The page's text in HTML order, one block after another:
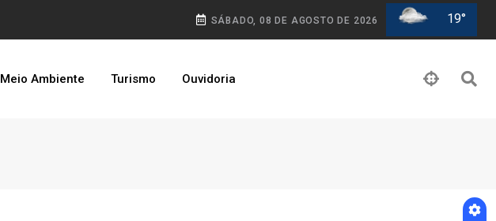
SÁBADO, 08 DE AGOSTO DE 2026 19°
Meio Ambiente Turismo Ouvidoria